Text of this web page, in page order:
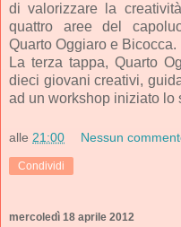
di valorizzare la
quattro aree del
Quarto Oggiaro e Bicocca.
La terza tappa, Quarto
dieci giovani creativi,
ad un workshop iniziato lo
alle 21:00 Nessun
Condividi
mercoledì 18 aprile 2012